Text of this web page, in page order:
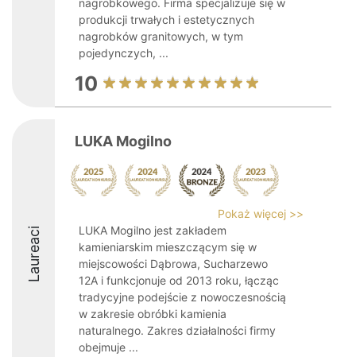
nagrobkowego. Firma specjalizuje się w
produkcji trwałych i estetycznych
nagrobków granitowych, w tym
pojedynczych, ...
10
Laureaci
LUKA Mogilno
Pokaż więcej >>
LUKA Mogilno jest zakładem
kamieniarskim mieszczącym się w
miejscowości Dąbrowa, Sucharzewo
12A i funkcjonuje od 2013 roku, łącząc
tradycyjne podejście z nowoczesnością
w zakresie obróbki kamienia
naturalnego. Zakres działalności firmy
obejmuje ...